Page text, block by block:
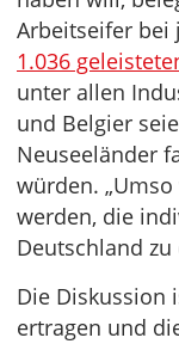
Arbeitseifer bei
1.036
unter allen
und Belgier
Neuseeländer
würden.
werden, die
Deutschland
Die Diskussion
ertragen und